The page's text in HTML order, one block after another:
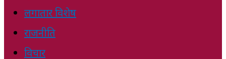
लगातार विशेष
राजनीति
विचार